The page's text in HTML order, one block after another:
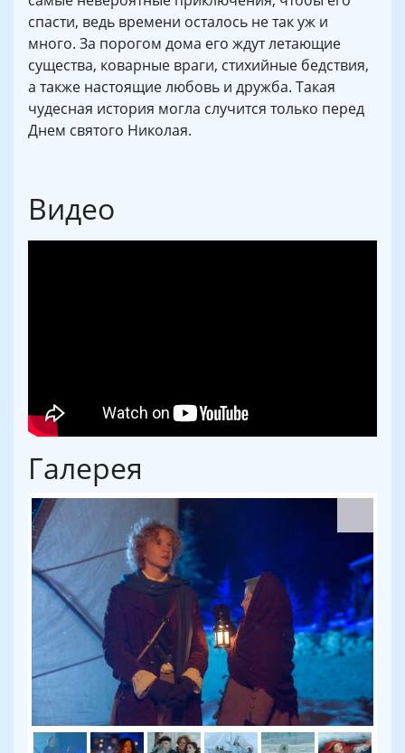
спасти, ведь времени осталось не так уж и
много. За порогом дома его ждут летающие
существа, коварные враги, стихийные бедствия,
а также настоящие любовь и дружба. Такая
чудесная история могла случится только перед
Днем святого Николая.
Видео
Галерея